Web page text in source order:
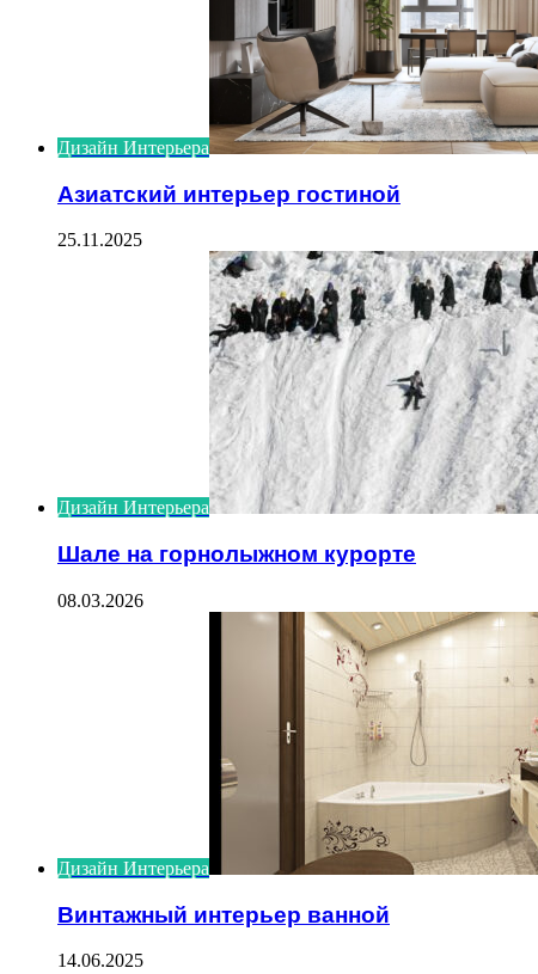
Дизайн Интерьера
Азиатский интерьер гостиной
25.11.2025
Дизайн Интерьера
Шале на горнолыжном курорте
08.03.2026
Дизайн Интерьера
Винтажный интерьер ванной
14.06.2025